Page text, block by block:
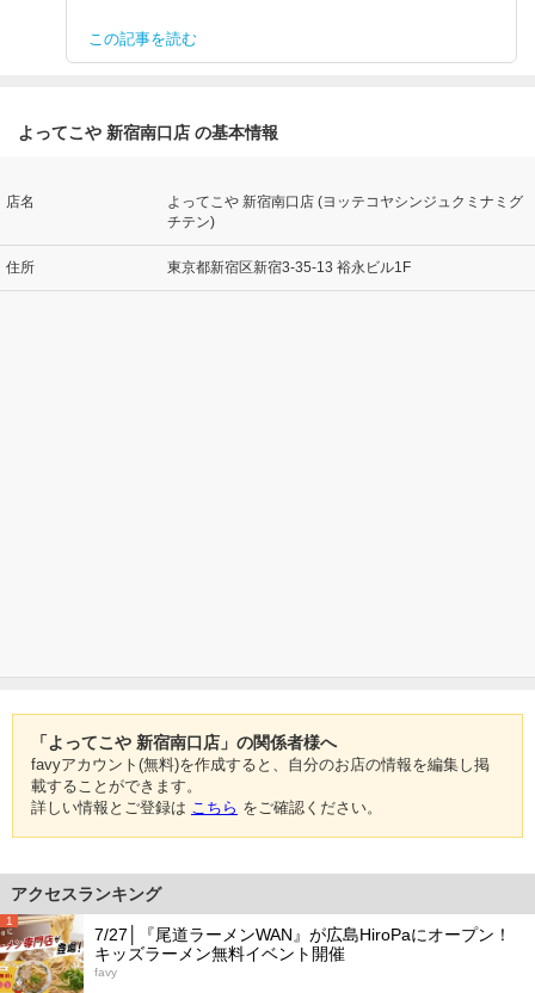
この記事を読む
よってこや 新宿南口店 の基本情報
店名
よってこや 新宿南口店 (ヨッテコヤシンジュクミナミグ
チテン)
住所 東京都新宿区新宿3-35-13 裕永ビル1F
「よってこや 新宿南口店」の関係者様へ
favyアカウント(無料)を作成すると、自分のお店の情報を編集し掲
載することができます。
詳しい情報とご登録は こちら をご確認ください。
アクセスランキング
1
7/27│『尾道ラーメンWAN』が広島HiroPaにオープン！
キッズラーメン無料イベント開催
favy